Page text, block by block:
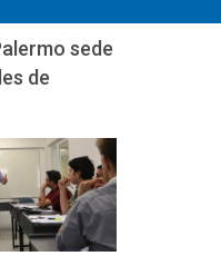
sede
de